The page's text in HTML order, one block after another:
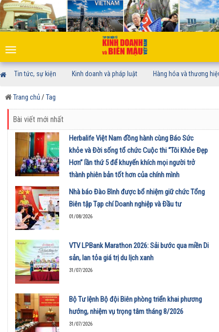
Toggle
navigation
Tin tức, sự kiện Kinh doanh và pháp luật Hàng hóa và thương
Trang chủ/ Tag
Bài viết mới nhất
Herbalife Việt Nam đồng hành cùng Báo Sức
khỏe và Đời sống tổ chức Cuộc thi “Tôi Khỏe Đẹp
Hơn” lần thứ 5 để khuyến khích mọi người trở
thành phiên bản tốt hơn của chính mình
01/08/2026
Nhà báo Đào Bình được bổ nhiệm giữ chức Tổng
Biên tập Tạp chí Doanh nghiệp và Đầu tư
01/08/2026
VTV LPBank Marathon 2026: Sải bước qua miền Di
sản, lan tỏa giá trị du lịch xanh
31/07/2026
Bộ Tư lệnh Bộ đội Biên phòng triển khai phương
hướng, nhiệm vụ trọng tâm tháng 8/2026
31/07/2026